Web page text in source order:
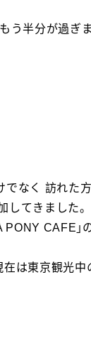
半分が過ぎ
なく 訪れた
てきました
CAFE｣
は東京観光